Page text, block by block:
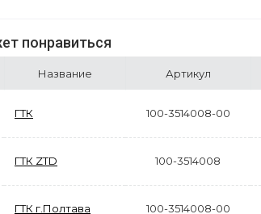
понравиться
Название Артикул
ГТК 100-3514008-00
ГТК ZTD 100-3514008
ГТК г.Полтава 100-3514008-00